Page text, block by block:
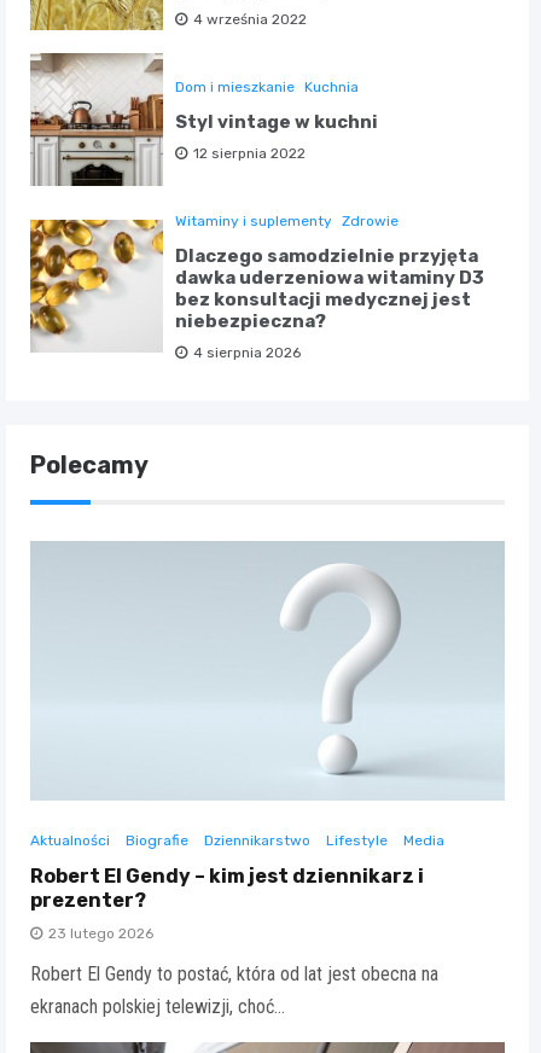
4 września 2022
Dom i mieszkanie Kuchnia
Styl vintage w kuchni
12 sierpnia 2022
Witaminy i suplementy Zdrowie
Dlaczego samodzielnie przyjęta
dawka uderzeniowa witaminy D3
bez konsultacji medycznej jest
niebezpieczna?
4 sierpnia 2026
Polecamy
Aktualności Biografie Dziennikarstwo Lifestyle Media
Robert El Gendy – kim jest dziennikarz i
prezenter?
23 lutego 2026
Robert El Gendy to postać, która od lat jest obecna na
ekranach polskiej telewizji, choć…